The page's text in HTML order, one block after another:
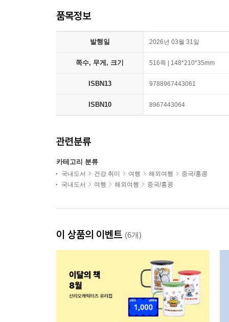
품목정보
발행일 2026년 03월 31일
쪽수, 무게, 크기 516쪽 | 148*210*35mm
ISBN13 9788967443061
ISBN10 8967443064
관련분류
카테고리 분류
국내도서 건강 취미 여행 해외여행
중국/홍콩
국내도서
여행 해외여행 중국/홍콩
이 상품의 이벤트 (6개)